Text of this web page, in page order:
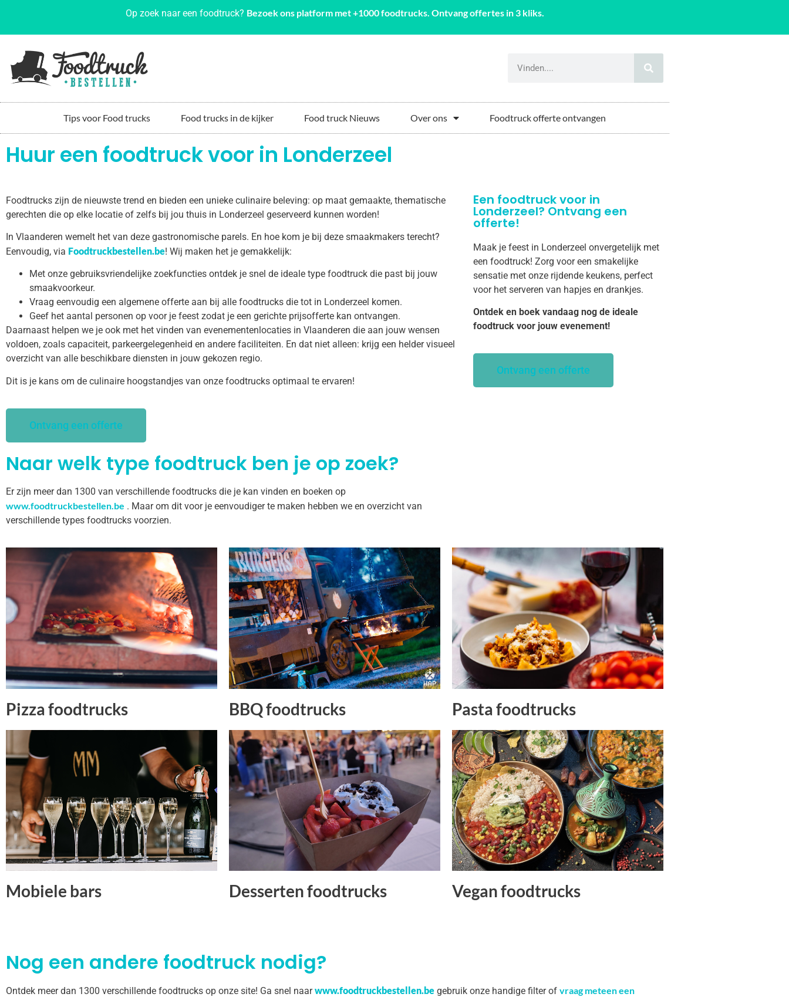
Op zoek naar een foodtruck? Bezoek ons platform met +1000 foodtrucks. Ontvang offertes in 3 kliks.
Tips voor Food trucks Food trucks in de kijker Food truck Nieuws Over ons Foodtruck offerte ontvangen
Huur een foodtruck voor in Londerzeel
Foodtrucks zijn de nieuwste trend en bieden een unieke culinaire beleving: op maat gemaakte, thematische
gerechten die op elke locatie of zelfs bij jou thuis in Londerzeel geserveerd kunnen worden!
In Vlaanderen wemelt het van deze gastronomische parels. En hoe kom je bij deze smaakmakers terecht?
Eenvoudig, via Foodtruckbestellen.be! Wij maken het je gemakkelijk:
Met onze gebruiksvriendelijke zoekfuncties ontdek je snel de ideale type foodtruck die past bij jouw
smaakvoorkeur.
Vraag eenvoudig een algemene offerte aan bij alle foodtrucks die tot in Londerzeel komen.
Geef het aantal personen op voor je feest zodat je een gerichte prijsofferte kan ontvangen.
Daarnaast helpen we je ook met het vinden van evenementenlocaties in Vlaanderen die aan jouw wensen
voldoen, zoals capaciteit, parkeergelegenheid en andere faciliteiten. En dat niet alleen: krijg een helder visueel
overzicht van alle beschikbare diensten in jouw gekozen regio.
Dit is je kans om de culinaire hoogstandjes van onze foodtrucks optimaal te ervaren!
Ontvang een offerte
Naar welk type foodtruck ben je op zoek?
Er zijn meer dan 1300 van verschillende foodtrucks die je kan vinden en boeken op
www.foodtruckbestellen.be . Maar om dit voor je eenvoudiger te maken hebben we en overzicht van
verschillende types foodtrucks voorzien.
Een foodtruck voor in
Londerzeel? Ontvang een
offerte!
Maak je feest in Londerzeel onvergetelijk met
een foodtruck! Zorg voor een smakelijke
sensatie met onze rijdende keukens, perfect
voor het serveren van hapjes en drankjes.
Ontdek en boek vandaag nog de ideale
foodtruck voor jouw evenement!
Ontvang een offerte
Pizza foodtrucks BBQ foodtrucks Pasta foodtrucks
Mobiele bars Desserten foodtrucks Vegan foodtrucks
Nog een andere foodtruck nodig?
Ontdek meer dan 1300 verschillende foodtrucks op onze site! Ga snel naarwww.foodtruckbestellen.be gebruik onze handige filter of vraag meteen een